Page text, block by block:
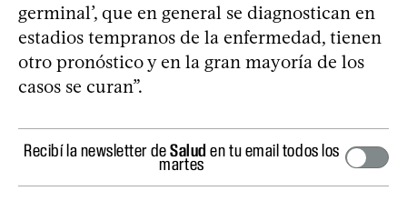
germinal’, que en general se diagnostican en
estadios tempranos de la enfermedad, tienen
otro pronóstico y en la gran mayoría de los
casos se curan”.
Recibí la newsletter deSalud en tu email todos los
martes